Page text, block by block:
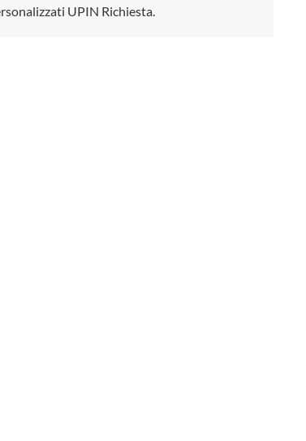
UPIN Richiesta.